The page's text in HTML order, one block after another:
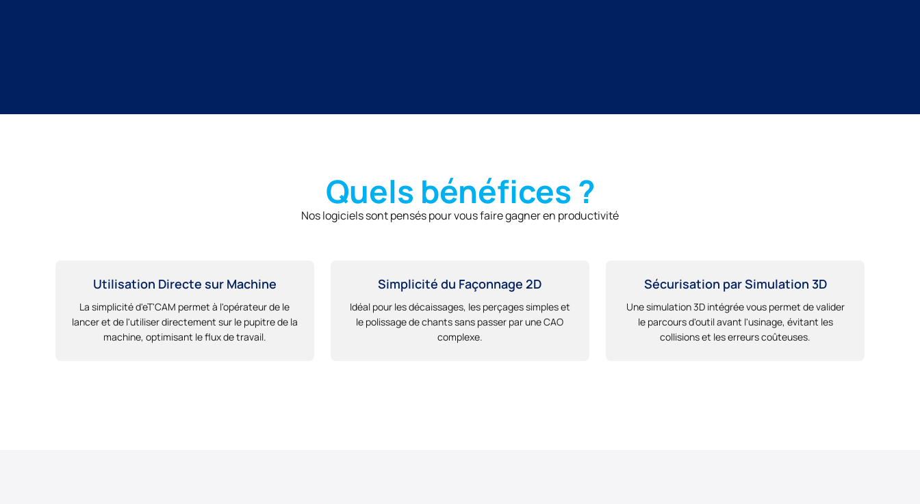
Quels bénéfices ?
Nos logiciels sont pensés pour vous faire gagner en productivité
Utilisation Directe sur Machine
La simplicité d'eT'CAM permet à l'opérateur de le
lancer et de l'utiliser directement sur le pupitre de la
machine, optimisant le flux de travail.
Simplicité du Façonnage 2D
Idéal pour les décaissages, les perçages simples et
le polissage de chants sans passer par une CAO
complexe.
Sécurisation par Simulation 3D
Une simulation 3D intégrée vous permet de valider
le parcours d'outil avant l'usinage, évitant les
collisions et les erreurs coûteuses.